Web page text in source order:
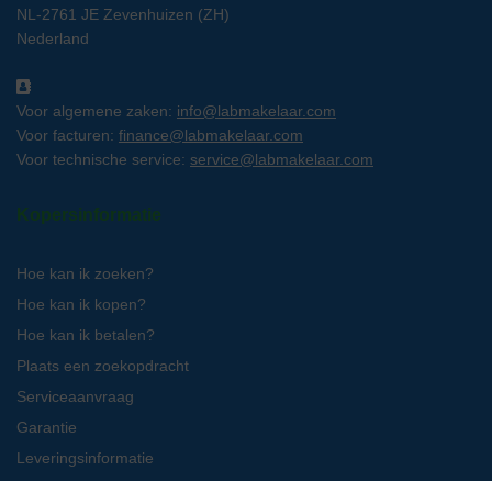
NL-2761 JE Zevenhuizen (ZH)
Nederland
Voor algemene zaken: info@labmakelaar.com
Voor facturen: finance@labmakelaar.com
Voor technische service: service@labmakelaar.com
Kopersinformatie
Hoe kan ik zoeken?
Hoe kan ik kopen?
Hoe kan ik betalen?
Plaats een zoekopdracht
Serviceaanvraag
Garantie
Leveringsinformatie